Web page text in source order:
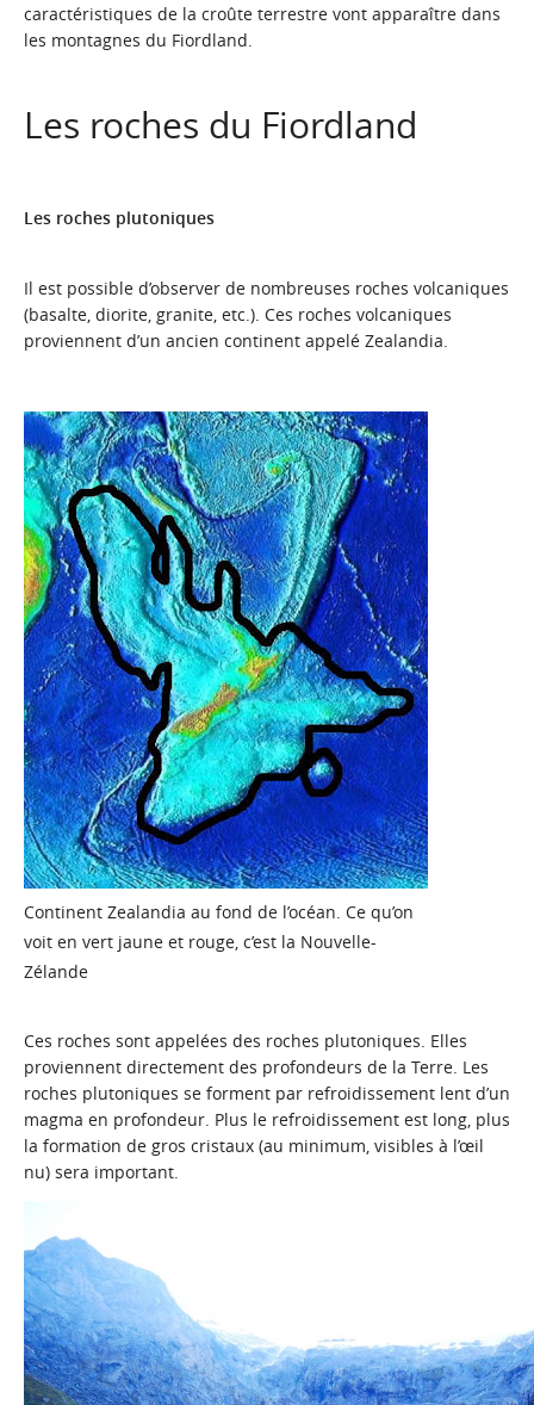
caractéristiques de la croûte terrestre vont apparaître dans
les montagnes du Fiordland.
Les roches du Fiordland
Les roches plutoniques
Il est possible d’observer de nombreuses roches volcaniques
(basalte, diorite, granite, etc.). Ces roches volcaniques
proviennent d’un ancien continent appelé Zealandia
Continent Zealandia au fond de l’océan. Ce qu’on
voit en vert jaune et rouge, c’est la Nouvelle-
Zélande
Ces roches sont appelées des roches plutoniques. Elles
proviennent directement des profondeurs de la Terre. Les
roches plutoniques se forment par refroidissement lent d’un
magma en profondeur. Plus le refroidissement est long, plus
la formation de gros cristaux (au minimum, visibles à l’œil
nu) sera important.